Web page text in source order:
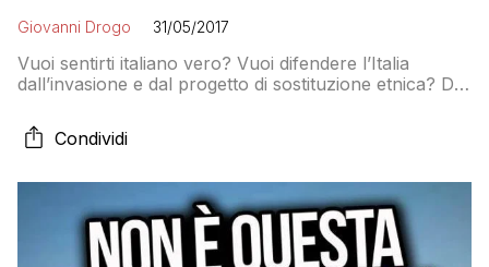
Giovanni Drogo 31/05/2017
Vuoi sentirti italiano vero? Vuoi difendere l’Italia
dall’invasione e dal progetto di sostituzione etnica? Da
anni.
Condividi